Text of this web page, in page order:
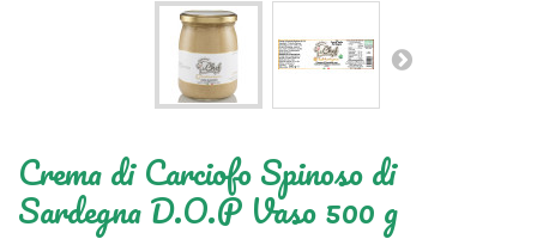
Crema di Carciofo Spinoso di
Sardegna D.O.P Vaso 500 g